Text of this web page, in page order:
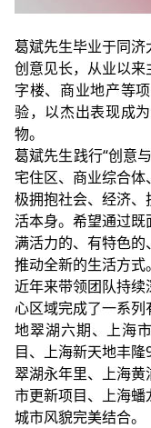
葛斌先生毕业于同
创意见长，从业以
字楼、商业地产等
验，以杰出表现成
物。
葛斌先生践行“创意
宅住区、商业综合
极拥抱社会、经济
活本身。希望通过
满活力的、有特色
推动全新的生活方式。
近年来带领团队持
心区域完成了一系
地翠湖六期、上海
目、上海新天地丰
翠湖永年里、上海
市更新项目、上海蟠
城市风貌完美结合。